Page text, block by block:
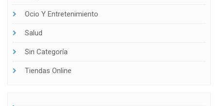
Ocio Y Entretenimiento
Salud
Sin Categoría
Tiendas Online